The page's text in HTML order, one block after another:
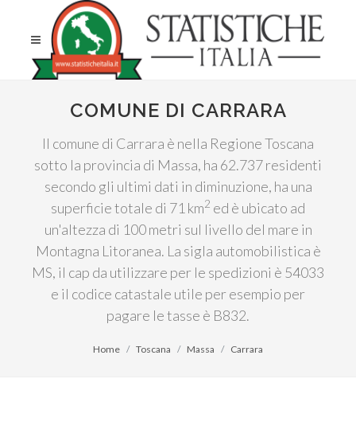
COMUNE DI CARRARA
Il comune di Carrara è nella Regione Toscana
sotto la provincia di Massa, ha 62.737 residenti
secondo gli ultimi dati in diminuzione, ha una
superficie totale di 71 km2 ed è ubicato ad
un'altezza di 100 metri sul livello del mare in
Montagna Litoranea. La sigla automobilistica è
MS, il cap da utilizzare per le spedizioni è 54033
e il codice catastale utile per esempio per
pagare le tasse è B832.
Home Toscana Massa Carrara